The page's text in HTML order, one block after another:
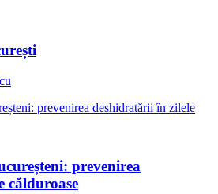
prevenirea
călduroase